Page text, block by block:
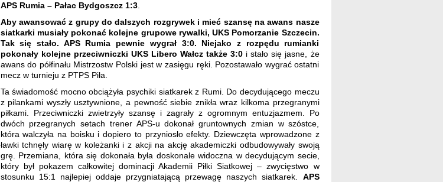
APS Rumia – Pałac Bydgoszcz 1:3.
Aby awansować z grupy do dalszych rozgrywek i mieć szansę na awans nasze
siatkarki musiały pokonać kolejne grupowe rywalki, UKS Pomorzanie Szczecin.
Tak się stało. APS Rumia pewnie wygrał 3:0. Niejako z rozpędu rumianki
pokonały kolejne przeciwniczki UKS Libero Wałcz także 3:0 i stało się jasne, że
awans do półfinału Mistrzostw Polski jest w zasięgu ręki. Pozostawało wygrać ostatni
mecz w turnieju z PTPS Piła.
Ta świadomość mocno obciążyła psychiki siatkarek z Rumi. Do decydującego meczu
z pilankami wyszły usztywnione, a pewność siebie znikła wraz kilkoma przegranymi
piłkami. Przeciwniczki zwietrzyły szansę i zagrały z ogromnym entuzjazmem. Po
dwóch przegranych setach trener APS-u dokonał gruntownych zmian w szóstce,
która walczyła na boisku i dopiero to przyniosło efekty. Dziewczęta wprowadzone z
ławki tchnęły wiarę w koleżanki i z akcji na akcję akademiczki odbudowywały swoją
grę. Przemiana, która się dokonała była doskonale widoczna w decydującym secie,
który był pokazem całkowitej dominacji Akademii Piłki Siatkowej – zwycięstwo w
stosunku 15:1 najlepiej oddaje przygniatającą przewagę naszych siatkarek. APS